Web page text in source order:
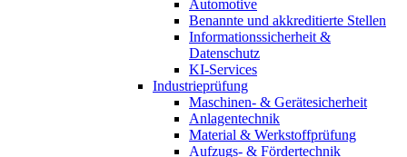
Automotive
Benannte und akkreditierte Stellen
Informationssicherheit &
Datenschutz
KI-Services
Industrieprüfung
Maschinen- & Gerätesicherheit
Anlagentechnik
Material & Werkstoffprüfung
Aufzugs- & Fördertechnik